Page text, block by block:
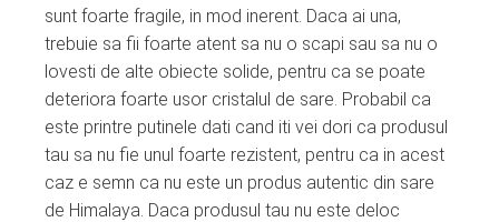
sunt foarte fragile, in mod inerent. Daca ai una,
trebuie sa fii foarte atent sa nu o scapi sau sa nu o
lovesti de alte obiecte solide, pentru ca se poate
deteriora foarte usor cristalul de sare. Probabil ca
este printre putinele dati cand iti vei dori ca produsul
tau sa nu fie unul foarte rezistent, pentru ca in acest
caz e semn ca nu este un produs autentic din sare
de Himalaya. Daca produsul tau nu este deloc